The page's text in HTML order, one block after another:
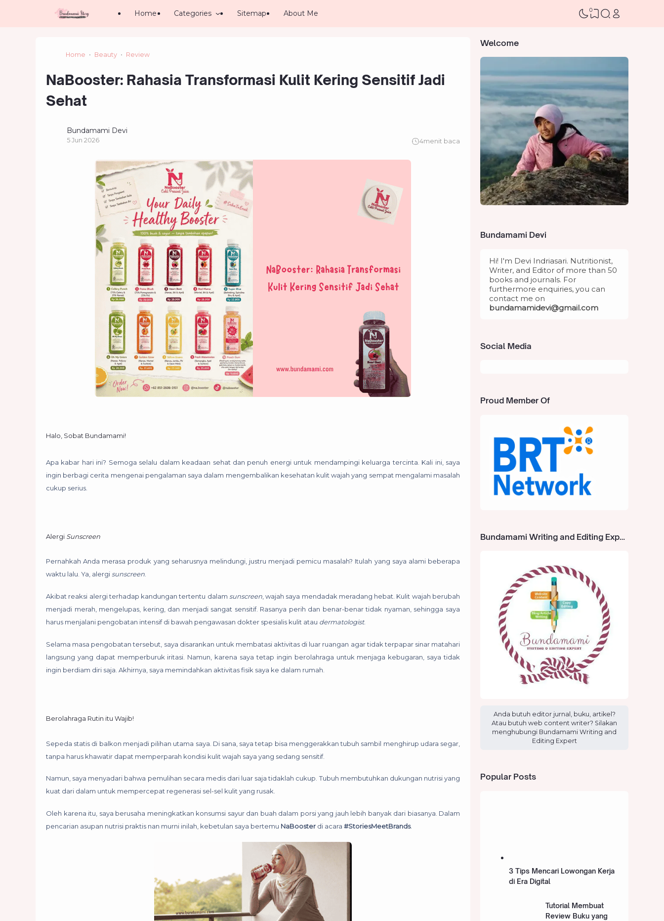
Home Categories Sitemap About Me 0
Home Beauty Review
NaBooster: Rahasia Transformasi Kulit Kering Sensitif Jadi
Sehat
Bundamami Devi
5 Jun 2026 4menit baca
Halo, Sobat Bundamami!
Apa kabar hari ini? Semoga selalu dalam keadaan sehat dan penuh energi untuk mendampingi keluarga tercinta. Kali ini, saya
ingin berbagi cerita mengenai pengalaman saya dalam mengembalikan kesehatan kulit wajah yang sempat mengalami masalah
cukup serius.
Alergi Sunscreen
Pernahkah Anda merasa produk yang seharusnya melindungi, justru menjadi pemicu masalah? Itulah yang saya alami beberapa
waktu lalu. Ya, alergisunscreen.
Akibat reaksi alergi terhadap kandungan tertentu dalam sunscreen, wajah saya mendadak meradang hebat. Kulit wajah berubah
menjadi merah, mengelupas, kering, dan menjadi sangat sensitif. Rasanya perih dan benar-benar tidak nyaman, sehingga saya
harus menjalani pengobatan intensif di bawah pengawasan dokter spesialis kulit atau dermatologist.
Selama masa pengobatan tersebut, saya disarankan untuk membatasi aktivitas di luar ruangan agar tidak terpapar sinar matahari
langsung yang dapat memperburuk iritasi. Namun, karena saya tetap ingin berolahraga untuk menjaga kebugaran, saya tidak
ingin berdiam diri saja. Akhirnya, saya memindahkan aktivitas fisik saya ke dalam rumah.
Berolahraga Rutin itu Wajib!
Sepeda statis di balkon menjadi pilihan utama saya. Di sana, saya tetap bisa menggerakkan tubuh sambil menghirup udara segar,
tanpa harus khawatir dapat memperparah kondisi kulit wajah saya yang sedang sensitif.
Namun, saya menyadari bahwa pemulihan secara medis dari luar saja tidaklah cukup. Tubuh membutuhkan dukungan nutrisi yang
kuat dari dalam untuk mempercepat regenerasi sel-sel kulit yang rusak.
Oleh karena itu, saya berusaha meningkatkan konsumsi sayur dan buah dalam porsi yang jauh lebih banyak dari biasanya. Dalam
pencarian asupan nutrisi praktis nan murni inilah, kebetulan saya bertemu NaBooster di acara #StoriesMeetBrands.
Welcome
Bundamami Devi
Hi! I'm Devi Indriasari. Nutritionist,
Writer, and Editor of more than 50
books and journals. For
furthermore enquiries, you can
contact me on
bundamamidevi@gmail.com
Social Media
Proud Member Of
Bundamami Writing and Editing Expert
Anda butuh editor jurnal, buku, artikel?
Atau butuh web content writer? Silakan
menghubungi Bundamami Writing and
Editing Expert
Popular Posts
3 Tips Mencari Lowongan Kerja
di Era Digital
Tutorial Membuat
Review Buku yang